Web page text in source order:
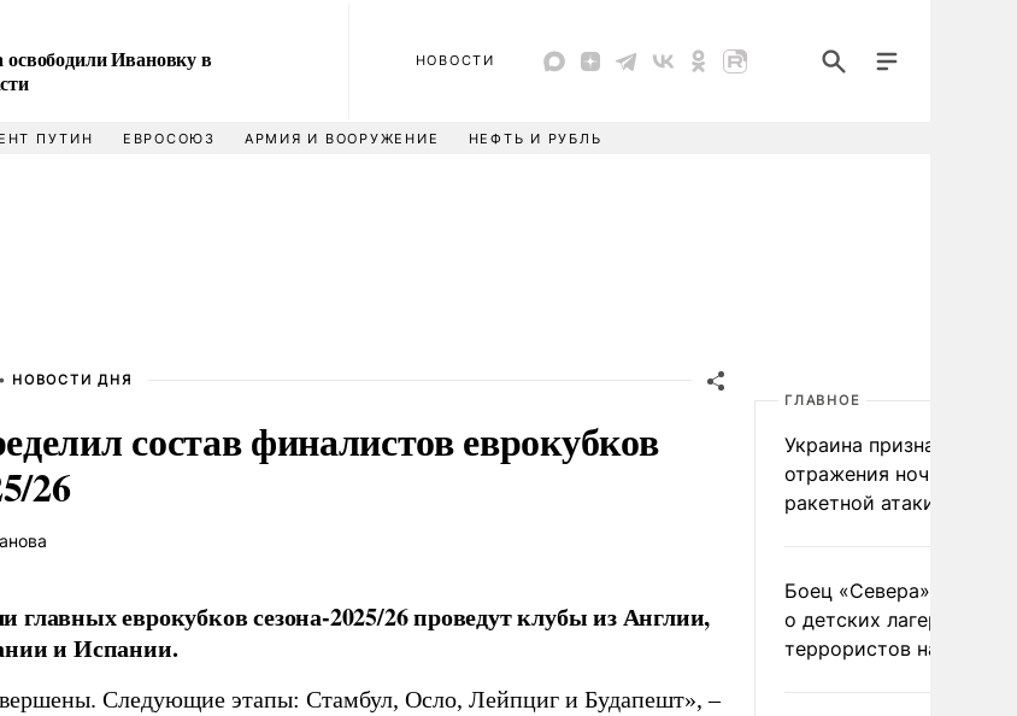
освободили Ивановку в
НОВОСТИ
ПУТИН ЕВРОСОЮЗ АРМИЯ И ВООРУЖЕНИЕ НЕФТЬ И РУБЛЬ
НОВОСТИ ДНЯ
состав финалистов еврокубков
26
еврокубков сезона-2025/26 проведут клубы из Англии,
и Испании.
Следующие этапы: Стамбул, Осло, Лейпциг и Будапешт», –
ГЛАВНОЕ
Украина признала
отражения ночной
ракетной атаки
Боец «Севера»
о детских лагерях
террористов на